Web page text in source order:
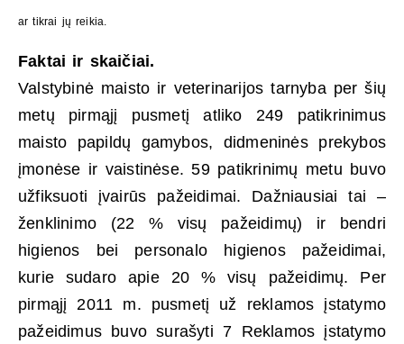
ar tikrai jų reikia.
Faktai ir skaičiai.
Valstybinė maisto ir veterinarijos tarnyba per šių
metų pirmąjį pusmetį atliko 249 patikrinimus
maisto papildų gamybos, didmeninės prekybos
įmonėse ir vaistinėse. 59 patikrinimų metu buvo
užfiksuoti įvairūs pažeidimai. Dažniausiai tai –
ženklinimo (22 % visų pažeidimų) ir bendri
higienos bei personalo higienos pažeidimai,
kurie sudaro apie 20 % visų pažeidimų. Per
pirmąjį 2011 m. pusmetį už reklamos įstatymo
pažeidimus buvo surašyti 7 Reklamos įstatymo